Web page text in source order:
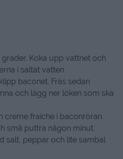
grader. Koka upp vattnet och
i saltat vatten
baconet. Fräs sedan
och lägg ner löken som ska
creme fraiche i baconröran
små puttra någon minut.
salt, peppar och lite sambal